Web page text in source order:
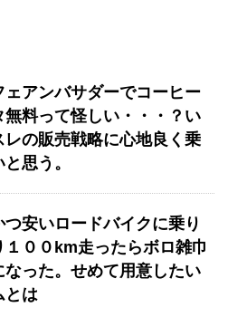
ェアンバサダーでコーヒー
無料って怪しい・・・？い
レの販売戦略に心地良く乗
思う。
つ安いロードバイクに乗り
１００km走ったらボロ雑巾
なった。せめて用意したい
とは